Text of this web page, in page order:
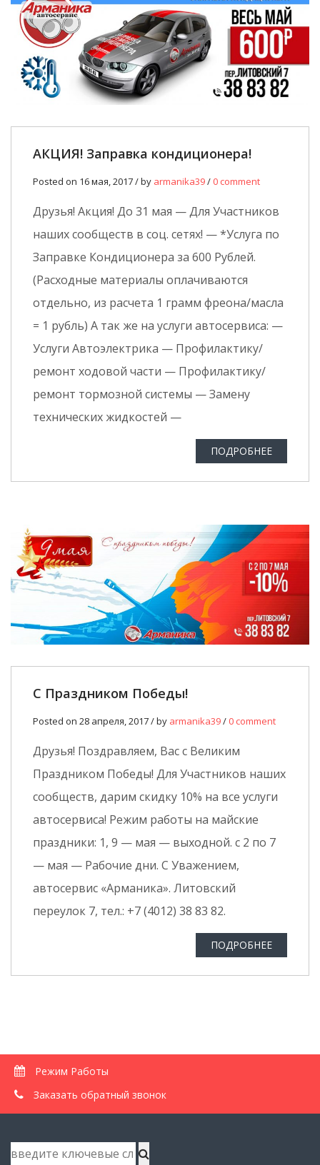
АКЦИЯ! Заправка кондиционера!
Posted on 16 мая, 2017 / by armanika39/ 0 comment
Друзья! Акция! До 31 мая — Для Участников
наших сообществ в соц. сетях! — *Услуга по
Заправке Кондиционера за 600 Рублей.
(Расходные материалы оплачиваются
отдельно, из расчета 1 грамм фреона/масла
= 1 рубль) А так же на услуги автосервиса: —
Услуги Автоэлектрика — Профилактику/
ремонт ходовой части — Профилактику/
ремонт тормозной системы — Замену
технических жидкостей —
ПОДРОБНЕЕ
С Праздником Победы!
Posted on 28 апреля, 2017 / by armanika39/ 0 comment
Друзья! Поздравляем, Вас с Великим
Праздником Победы! Для Участников наших
сообществ, дарим скидку 10% на все услуги
автосервиса! Режим работы на майские
праздники: 1, 9 — мая — выходной. с 2 по 7
— мая — Рабочие дни. С Уважением,
автосервис «Арманика». Литовский
переулок 7, тел.: +7 (4012) 38 83 82.
ПОДРОБНЕЕ
Режим Работы
Заказать обратный звонок